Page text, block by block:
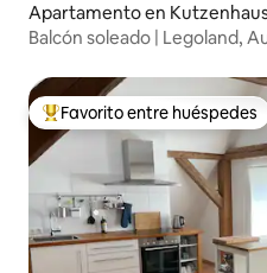
Apartamento en
Balcón soleado | Legoland,
Favorito entre huéspedes
Favorito entre huéspedes